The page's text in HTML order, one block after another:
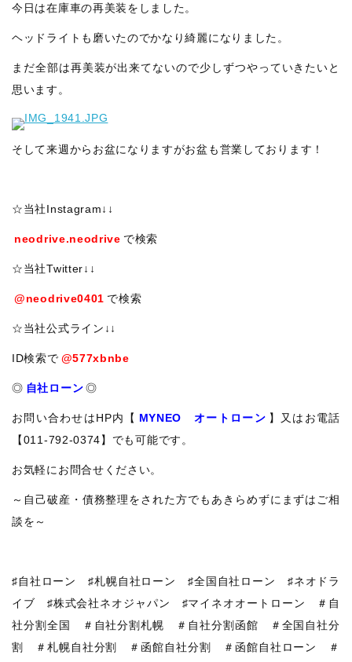
今日は在庫車の再美装をしました。
ヘッドライトも磨いたのでかなり綺麗になりました。
まだ全部は再美装が出来てないので少しずつやっていきたいと
思います。
そして来週からお盆になりますがお盆も営業しております！
☆当社Instagram↓↓
neodrive.neodrive で検索
☆当社Twitter↓↓
@neodrive0401 で検索
☆当社公式ライン↓↓
ID検索で @577xbnbe
◎ 自社ローン ◎
お問い合わせはHP内【 MYNEO オートローン 】又はお電話
【011-792-0374】でも可能です。
お気軽にお問合せください。
～自己破産・債務整理をされた方でもあきらめずにまずはご相
談を～
♯自社ローン ♯札幌自社ローン ♯全国自社ローン ♯ネオドラ
イブ ♯株式会社ネオジャパン ♯マイネオオートローン ＃自
社分割全国 ＃自社分割札幌 ＃自社分割函館 ＃全国自社分
割 ＃札幌自社分割 ＃函館自社分割 ＃函館自社ローン ＃